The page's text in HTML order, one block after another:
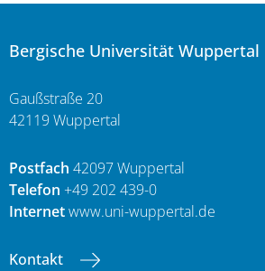
Bergische Universität Wuppertal
Gaußstraße 20
42119 Wuppertal
Postfach 42097 Wuppertal
Telefon +49 202 439-0
Internetwww.uni-wuppertal.de
Kontakt